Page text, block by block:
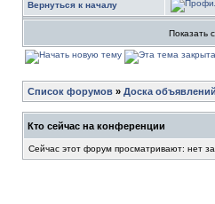
Вернуться к началу
Показать
Список форумов » Доска объявлений
Кто сейчас на конференции
Сейчас этот форум просматривают: нет